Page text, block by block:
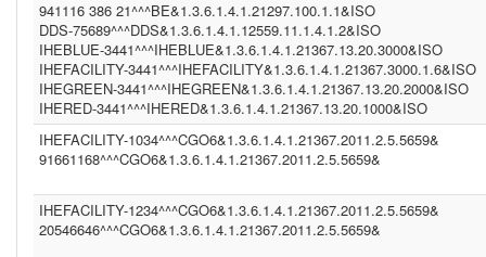
PIS ()
IHEPAM (1.3.6.1.4.1.12559.11.1.2.2.5)
IM1 (1.3.6.1.4.1.21367.13.20.1000)
(1.3.6.1.4.1.21367.2011.2.5.5524)
WBC (1.3.6.1.4.1.12559.11.1.4.1.2)
(1.2.840.114350.1.13.99998.8734)
PCP (1.101)
CGO3 (1.3.6.1.4.1.21367.2011.2.5.5611)
CGO6 (1.3.6.1.4.1.21367.2011.2.5.5659)
BE (1.3.6.1.4.1.21297.100.1.1)
FR (1.2.250.1.213.1.4.2)
(1.2.9.8.7)
941116 386 21^^^BE&1.3.6.1.4.1.21297.100.1.1&ISO
DDS-75689^^^DDS&1.3.6.1.4.1.12559.11.1.4.1.2&ISO
IHEBLUE-3441^^^IHEBLUE&1.3.6.1.4.1.21367.13.20.3000&ISO
IHEFACILITY-3441^^^IHEFACILITY&1.3.6.1.4.1.21367.3000.1.6&ISO
IHEGREEN-3441^^^IHEGREEN&1.3.6.1.4.1.21367.13.20.2000&ISO
IHERED-3441^^^IHERED&1.3.6.1.4.1.21367.13.20.1000&ISO
IHEFACILITY-1034^^^CGO6&1.3.6.1.4.1.21367.2011.2.5.5659&
91661168^^^CGO6&1.3.6.1.4.1.21367.2011.2.5.5659&
IHEFACILITY-1234^^^CGO6&1.3.6.1.4.1.21367.2011.2.5.5659&
20546646^^^CGO6&1.3.6.1.4.1.21367.2011.2.5.5659&